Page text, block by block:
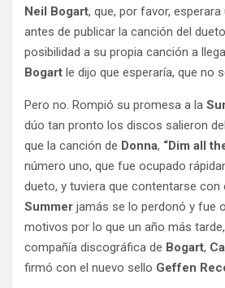
Neil Bogart, que, por favor,
antes de publicar la canción del
posibilidad a su propia canción a
Bogart le dijo que esperaría, que no
Pero no. Rompió su promesa a la
dúo tan pronto los discos salieron
que la canción de Donna, “Dim all
número uno, que fue ocupado
dueto, y tuviera que contentarse con
Summer jamás se lo perdonó y fue
motivos por lo que un año más
compañía discográfica de Bogart,
firmó con el nuevo sello Geffen